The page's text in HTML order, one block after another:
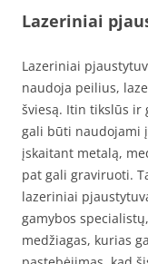
Lazeriniai
Lazeriniai
naudoja peilius,
šviesą. Itin tikslūs
gali būti naudojami
įskaitant metalą,
pat gali graviruoti.
lazeriniai
gamybos
medžiagas, kurias